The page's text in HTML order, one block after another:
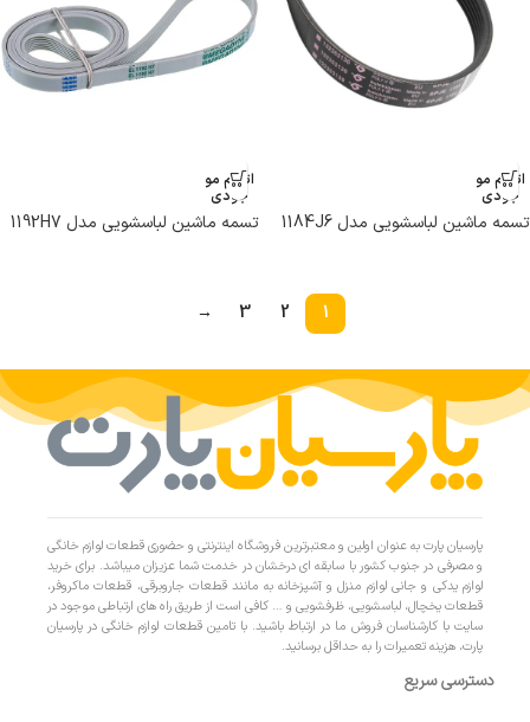
اتمام مو
جودی
تسمه ماشین لباسشویی مدل 1184J6
اتمام مو
جودی
تسمه ماشین لباسشویی مدل 1192H7
1
2
3
→
پارسیان پارت به عنوان اولین و معتبرترین فروشگاه اینترنتی و حضوری قطعات لوازم خانگی
و مصرفی در جنوب کشور با سابقه ای درخشان در خدمت شما عزیزان میباشد. برای خرید
لوازم یدکی و جانی لوازم منزل و آشپزخانه به مانند قطعات جاروبرقی، قطعات ماکروفر،
قطعات یخچال، لباسشویی، ظرفشویی و … کافی است از طریق راه های ارتباطی موجود در
سایت با کارشناسان فروش ما در ارتباط باشید. با تامین قطعات لوازم خانگی در پارسیان
پارت، هزینه تعمیرات را به حداقل برسانید.
دسترسی سریع